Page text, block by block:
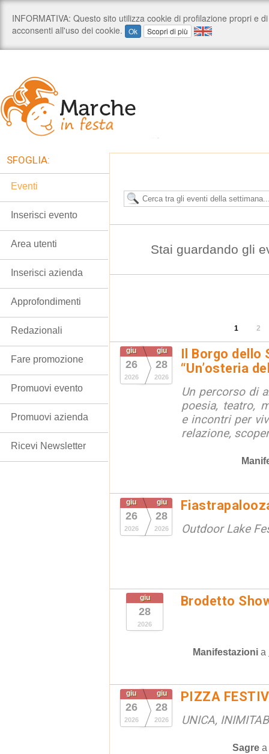
Stai guardando gli
1 2
giu
26
2026
giu
28
2026
Il Borgo dello
“Un’osteria
Un percorso di
poesia, teatro,
e incontri per
relazione,
giu
26
2026
giu
28
2026 Outdoor Lake
giu
28
2026
Brodetto
Manifestazioni a
giu
26
2026
giu
28
2026
PIZZA
UNICA,
Sagre a
SFOGLIA:
Eventi
Inserisci evento
Area utenti
Inserisci azienda
Approfondimenti
Redazionali
Fare promozione
Promuovi evento
Promuovi azienda
Ricevi Newsletter